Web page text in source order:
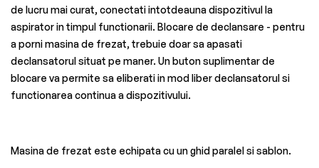
de lucru mai curat, conectati intotdeauna dispozitivul la
aspirator in timpul functionarii. Blocare de declansare - pentru
a porni masina de frezat, trebuie doar sa apasati
declansatorul situat pe maner. Un buton suplimentar de
blocare va permite sa eliberati in mod liber declansatorul si
functionarea continua a dispozitivului.
Masina de frezat este echipata cu un ghid paralel si sablon.